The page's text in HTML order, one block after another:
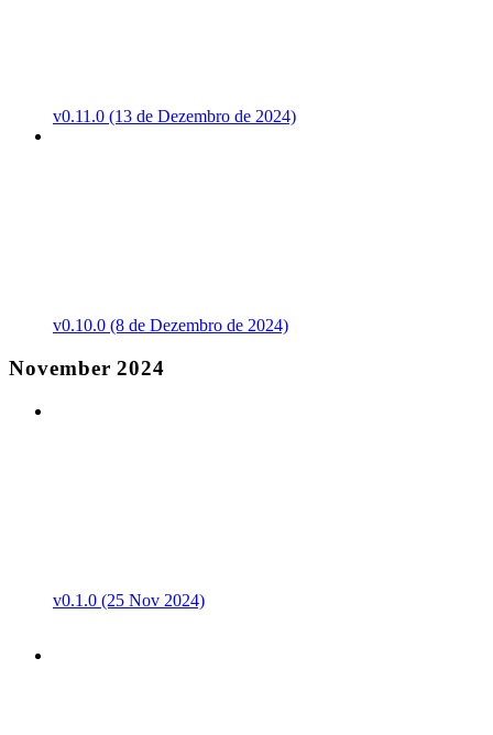
v0.11.0 (13 de Dezembro de 2024)
v0.10.0 (8 de Dezembro de 2024)
November 2024
v0.1.0 (25 Nov 2024)